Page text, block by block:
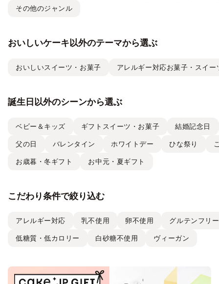
その他のジャンル
おいしいケーキ以外のテーマから選ぶ
おいしいスイーツ・お菓子 アレルギー対応お菓子・スイー
誕生日以外のシーンから選ぶ
ベビー＆キッズ ギフトスイーツ・お菓子 結婚記念日
父の日 バレンタイン ホワイトデー ひな祭り
お歳暮・冬ギフト お中元・夏ギフト
こだわり条件で絞り込む
アレルギー対応 乳不使用 卵不使用 グルテンフリー
低糖質・低カロリー 白砂糖不使用 ヴィーガン